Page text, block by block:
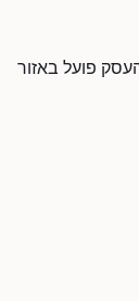
ולקבל שירות מקומי ונגיש. העסק פועל באזור